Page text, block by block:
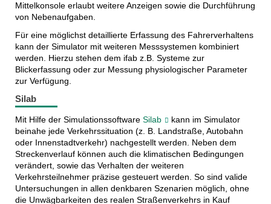
Mittelkonsole erlaubt weitere Anzeigen sowie die Durchführung
von Nebenaufgaben.
Für eine möglichst detaillierte Erfassung des Fahrerverhaltens
kann der Simulator mit weiteren Messsystemen kombiniert
werden. Hierzu stehen dem ifab z.B. Systeme zur
Blickerfassung oder zur Messung physiologischer Parameter
zur Verfügung.
Silab
Mit Hilfe der Simulationssoftware Silab
kann im Simulator
beinahe jede Verkehrssituation (z. B. Landstraße, Autobahn
oder Innenstadtverkehr) nachgestellt werden. Neben dem
Streckenverlauf können auch die klimatischen Bedingungen
verändert, sowie das Verhalten der weiteren
Verkehrsteilnehmer präzise gesteuert werden. So sind valide
Untersuchungen in allen denkbaren Szenarien möglich, ohne
die Unwägbarkeiten des realen Straßenverkehrs in Kauf